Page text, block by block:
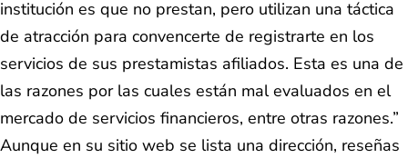
institución es que no prestan, pero utilizan una táctica
de atracción para convencerte de registrarte en los
servicios de sus prestamistas afiliados. Esta es una de
las razones por las cuales están mal evaluados en el
mercado de servicios financieros, entre otras razones.”
Aunque en su sitio web se lista una dirección, reseñas